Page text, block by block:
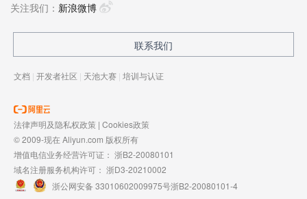
关注我们： 新浪微博
联系我们
文档 | 开发者社区 | 天池大赛 | 培训与认证
法律声明及隐私权政策 | Cookies政策
© 2009-现在 Aliyun.com 版权所有
增值电信业务经营许可证： 浙B2-20080101
域名注册服务机构许可： 浙D3-20210002
浙公网安备 33010602009975号浙B2-20080101-4